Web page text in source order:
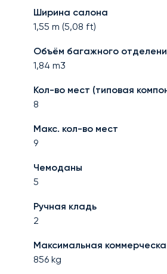
Ширина салона
1,55 m (5,08 ft)
Объём багажного
1,84 m3
Кол-во мест (типовая
8
Макс. кол-во мест
9
Чемоданы
5
Ручная кладь
2
Максимальная
856 kg